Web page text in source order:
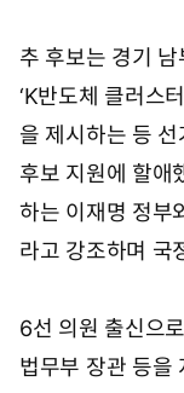
추 후보는 경기
‘K반도체 클러스
을 제시하는 등
후보 지원에 할애
하는 이재명 정부
라고 강조하며 국
6선 의원 출신으
법무부 장관 등을